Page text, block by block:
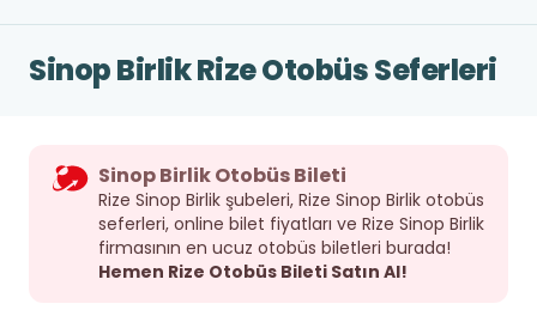
Sinop Birlik Rize Otobüs Seferleri
Sinop Birlik Otobüs Bileti
Rize Sinop Birlik şubeleri, Rize Sinop Birlik otobüs
seferleri, online bilet fiyatları ve Rize Sinop Birlik
firmasının en ucuz otobüs biletleri burada!
Hemen Rize Otobüs Bileti Satın Al!